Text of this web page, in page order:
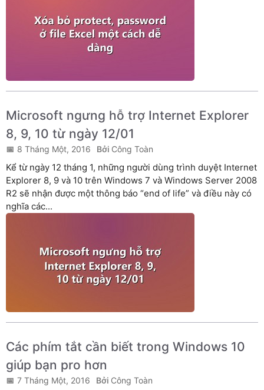
Microsoft ngưng hỗ trợ Internet Explorer
8, 9, 10 từ ngày 12/01
8 Tháng Một, 2016 Công Toàn
Kể từ ngày 12 tháng 1, những người dùng trình duyệt Internet
Explorer 8, 9 và 10 trên Windows 7 và Windows Server 2008
R2 sẽ nhận được một thông báo “end of life” và điều này có
nghĩa các...
Các phím tắt cần biết trong Windows 10
giúp bạn pro hơn
7 Tháng Một, 2016 Công Toàn